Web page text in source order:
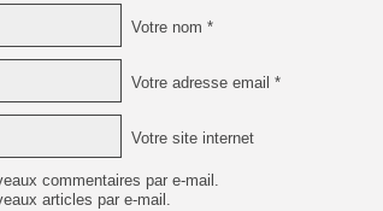
Votre nom *
Votre adresse email *
Votre site internet
commentaires par e-mail.
articles par e-mail.